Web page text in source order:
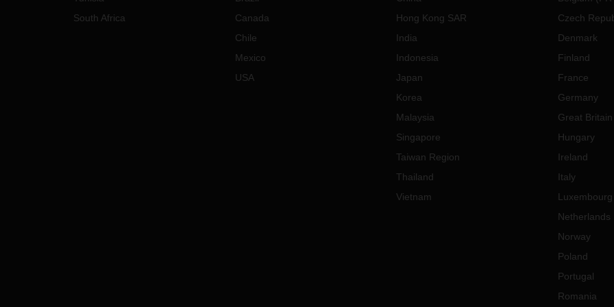
South Africa
Canada
Chile
Mexico
USA
Hong Kong SAR
India
Indonesia
Japan
Korea
Malaysia
Singapore
Taiwan Region
Thailand
Vietnam
Czech
Denmark
Finland
France
Germany
Great Britain
Hungary
Ireland
Italy
Luxembourg
Netherlands
Norway
Poland
Portugal
Romania